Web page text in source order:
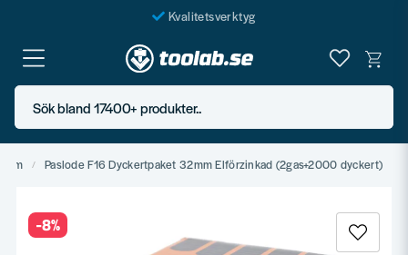
Kvalitetsverktyg
Fraktfritt över 999 SEK*
En järnhandel för alla
Butik i Göteborg
Sök bland 17400+ produkter..
Hem Paslode F16 Dyckertpaket 32mm Elförzinkad (2gas+2000 dyckert)
-8%